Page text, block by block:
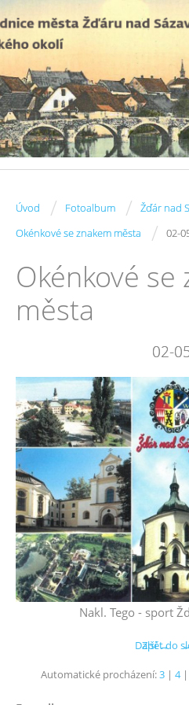
Úvod / Fotoalbum / Žďár nad
Okénkové se znakem města / 02-
Okénkové se
města
02-
Nakl. Tego - sport
Další →
Zpět do
Automatické procházení:3 | 4|